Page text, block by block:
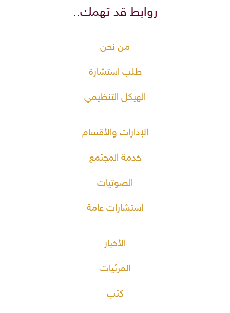
روابط قد تهمك..
من نحن
طلب استشارة
الهيكل التنظيمي
الإدارات والأقسام
خدمة المجتمع
الصوتيات
استشارات عامة
الأخبار
المرئيات
كتب